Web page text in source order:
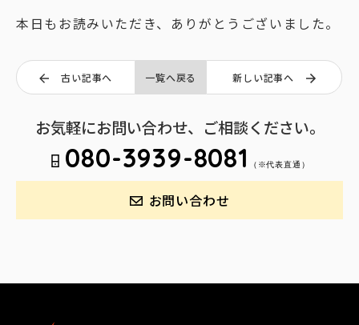
本日もお読みいただき、ありがとうございました。
古い記事へ 一覧へ戻る 新しい記事へ
お気軽にお問い合わせ、ご相談ください。
080-3939-8081 （※代表直通）
お問い合わせ